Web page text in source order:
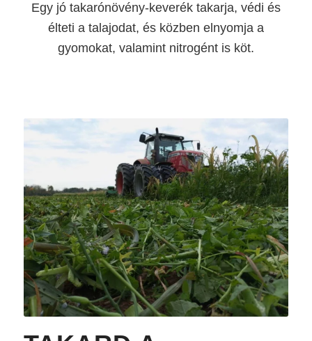
Egy jó takarónövény-keverék takarja, védi és
élteti a talajodat, és közben elnyomja a
gyomokat, valamint nitrogént is köt.